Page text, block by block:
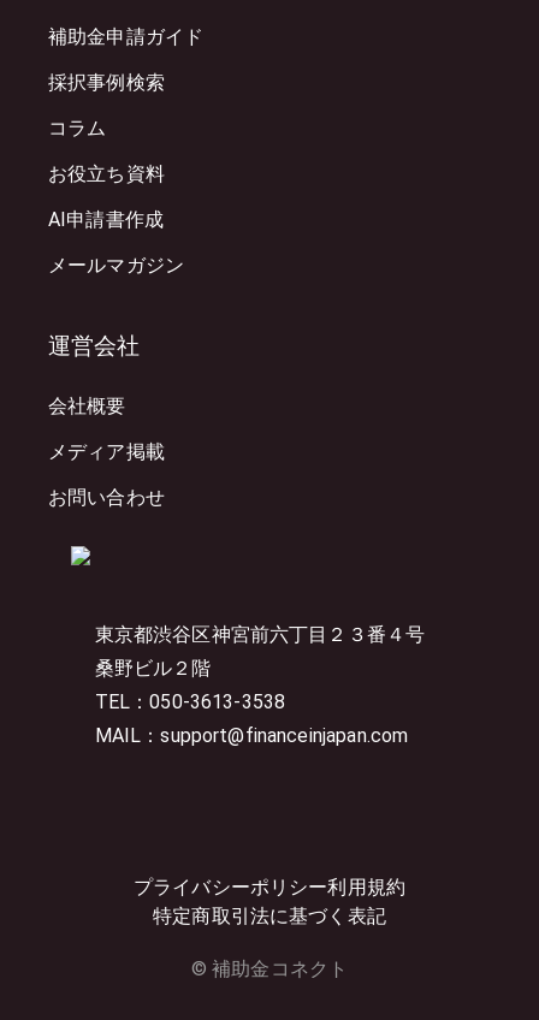
東京都渋谷区神宮前六丁目２３番４号
桑野ビル２階
TEL：050-3613-3538
MAIL：support@financeinjapan.com
プライバシーポリシー利用規約
特定商取引法に基づく表記
© 補助金コネクト
補助金申請ガイド
採択事例検索
コラム
お役立ち資料
AI申請書作成
メールマガジン
運営会社
会社概要
メディア掲載
お問い合わせ